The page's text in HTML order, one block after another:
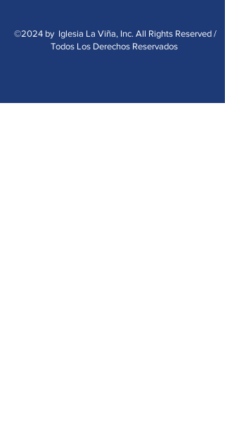
©2024 by Iglesia La Viña, Inc. All Rights Reserved /
Todos Los Derechos Reservados